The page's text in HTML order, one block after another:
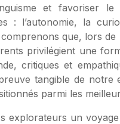
et favoriser le
: l’autonomie, la
que, lors
privilégient une
critiques et
tangible de notre
parmi les
explorateurs un